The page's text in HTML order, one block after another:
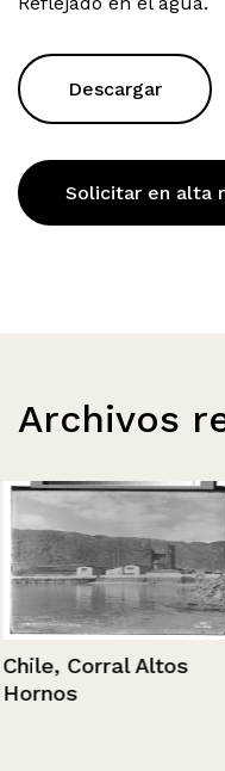
Descargar
Solicitar en alta
Archivos
Chile, Corral Altos
Hornos